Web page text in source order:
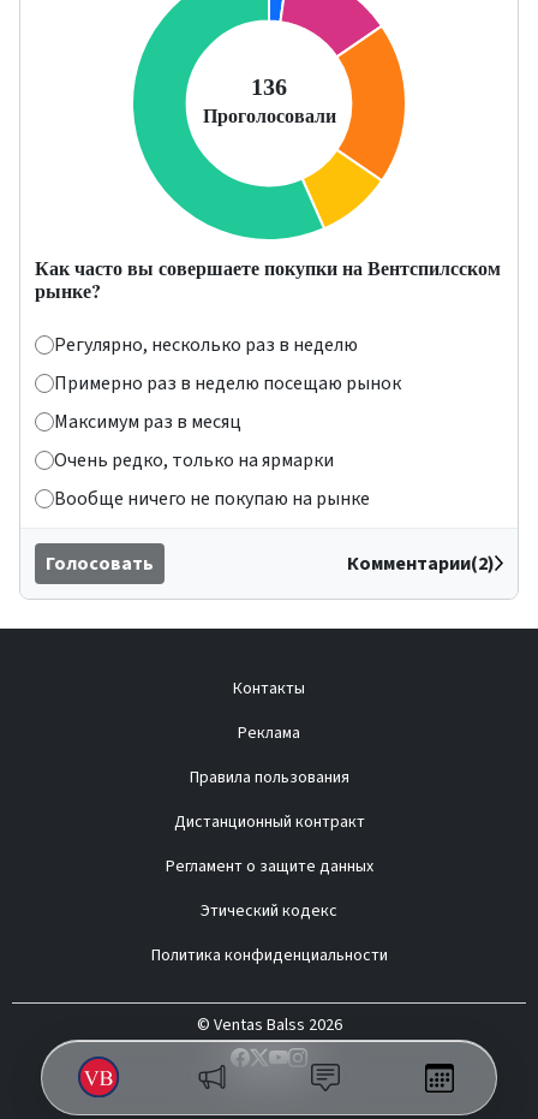
Как часто вы совершаете покупки на Вентспилсском
рынке?
Регулярно, несколько раз в неделю
Примерно раз в неделю посещаю рынок
Максимум раз в месяц
Очень редко, только на ярмарки
Вообще ничего не покупаю на рынке
Голосовать Комментарии(2)
Контакты
Реклама
Правила пользования
Дистанционный контракт
Регламент о защите данных
Этический кодекс
Политика конфиденциальности
© Ventas Balss 2026